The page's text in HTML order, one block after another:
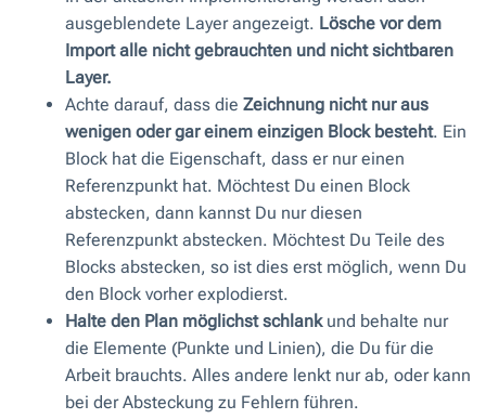
ausgeblendete Layer angezeigt. Lösche vor dem
Import alle nicht gebrauchten und nicht sichtbaren
Layer.
Achte darauf, dass die Zeichnung nicht nur aus
wenigen oder gar einem einzigen Block besteht. Ein
Block hat die Eigenschaft, dass er nur einen
Referenzpunkt hat. Möchtest Du einen Block
abstecken, dann kannst Du nur diesen
Referenzpunkt abstecken. Möchtest Du Teile des
Blocks abstecken, so ist dies erst möglich, wenn Du
den Block vorher explodierst.
Halte den Plan möglichst schlankund behalte nur
die Elemente (Punkte und Linien), die Du für die
Arbeit brauchts. Alles andere lenkt nur ab, oder kann
bei der Absteckung zu Fehlern führen.